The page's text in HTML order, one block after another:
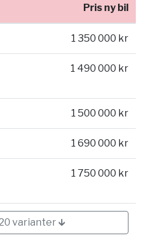
Pris ny bil
1 350 000 kr
1 490 000 kr
1 500 000 kr
1 690 000 kr
1 750 000 kr
varianter 🡳